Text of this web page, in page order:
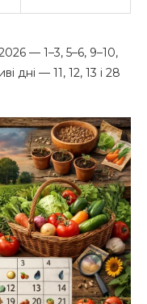
— 1–3, 5–6, 9–10,
дні — 11, 12, 13 і 28